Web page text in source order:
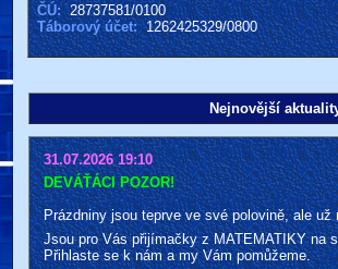
ČÚ:28737581/0100
Táborový účet:1262425329/0800
Nejnovější
31.07.2026 19:10
DEVÁŤÁCI POZOR!
Prázdniny jsou teprve ve své polovině, ale
Jsou pro Vás přijímačky z MATEMATIKY na
Přihlaste se k nám a my Vám pomůžeme.